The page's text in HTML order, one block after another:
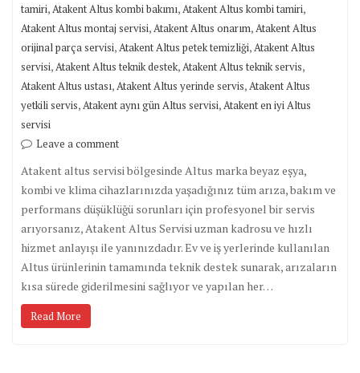
tamiri,Atakent Altus kombi bakımı,Atakent Altus kombi tamiri,
Atakent Altus montaj servisi,Atakent Altus onarım,Atakent Altus
orijinal parça servisi,Atakent Altus petek temizliği,Atakent Altus
servisi,Atakent Altus teknik destek,Atakent Altus teknik servis,
Atakent Altus ustası,Atakent Altus yerinde servis,Atakent Altus
yetkili servis,Atakent aynı gün Altus servisi,Atakent en iyi Altus
servisi
Leave a comment
Atakent altus servisi bölgesinde Altus marka beyaz eşya,
kombi ve klima cihazlarınızda yaşadığınız tüm arıza, bakım ve
performans düşüklüğü sorunları için profesyonel bir servis
arıyorsanız, Atakent Altus Servisi uzman kadrosu ve hızlı
hizmet anlayışı ile yanınızdadır. Ev ve iş yerlerinde kullanılan
Altus ürünlerinin tamamında teknik destek sunarak, arızaların
kısa sürede giderilmesini sağlıyor ve yapılan her…
Read More